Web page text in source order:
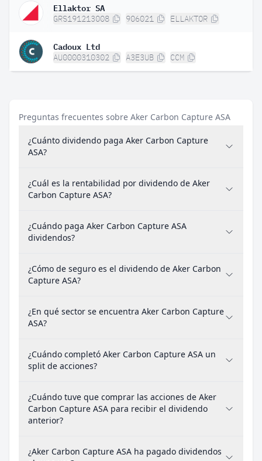
Ellaktor SA
GRS191213008 906021 ELLAKTOR
Cadoux Ltd
AU0000310302 A3E3UB CCM
Preguntas frecuentes sobre Aker Carbon Capture ASA
¿Cuánto dividendo paga Aker Carbon Capture
ASA?
¿Cuál es la rentabilidad por dividendo de Aker
Carbon Capture ASA?
¿Cuándo paga Aker Carbon Capture ASA
dividendos?
¿Cómo de seguro es el dividendo de Aker Carbon
Capture ASA?
¿En qué sector se encuentra Aker Carbon Capture
ASA?
¿Cuándo completó Aker Carbon Capture ASA un
split de acciones?
¿Cuándo tuve que comprar las acciones de Aker
Carbon Capture ASA para recibir el dividendo
anterior?
¿Aker Carbon Capture ASA ha pagado dividendos